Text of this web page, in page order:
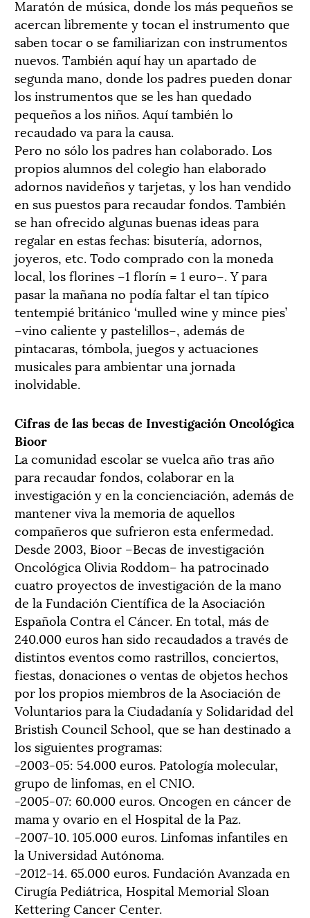
Maratón de música, donde los más pequeños se
acercan libremente y tocan el instrumento que
saben tocar o se familiarizan con instrumentos
nuevos. También aquí hay un apartado de
segunda mano, donde los padres pueden donar
los instrumentos que se les han quedado
pequeños a los niños. Aquí también lo
recaudado va para la causa.
Pero no sólo los padres han colaborado. Los
propios alumnos del colegio han elaborado
adornos navideños y tarjetas, y los han vendido
en sus puestos para recaudar fondos. También
se han ofrecido algunas buenas ideas para
regalar en estas fechas: bisutería, adornos,
joyeros, etc. Todo comprado con la moneda
local, los florines –1 florín = 1 euro–. Y para
pasar la mañana no podía faltar el tan típico
tentempié británico ‘mulled wine y mince pies’
–vino caliente y pastelillos–, además de
pintacaras, tómbola, juegos y actuaciones
musicales para ambientar una jornada
inolvidable.
Cifras de las becas de Investigación Oncológica
Bioor
La comunidad escolar se vuelca año tras año
para recaudar fondos, colaborar en la
investigación y en la concienciación, además de
mantener viva la memoria de aquellos
compañeros que sufrieron esta enfermedad.
Desde 2003, Bioor –Becas de investigación
Oncológica Olivia Roddom– ha patrocinado
cuatro proyectos de investigación de la mano
de la Fundación Científica de la Asociación
Española Contra el Cáncer. En total, más de
240.000 euros han sido recaudados a través de
distintos eventos como rastrillos, conciertos,
fiestas, donaciones o ventas de objetos hechos
por los propios miembros de la Asociación de
Voluntarios para la Ciudadanía y Solidaridad del
Bristish Council School, que se han destinado a
los siguientes programas:
-2003-05: 54.000 euros. Patología molecular,
grupo de linfomas, en el CNIO.
-2005-07: 60.000 euros. Oncogen en cáncer de
mama y ovario en el Hospital de la Paz.
-2007-10. 105.000 euros. Linfomas infantiles en
la Universidad Autónoma.
-2012-14. 65.000 euros. Fundación Avanzada en
Cirugía Pediátrica, Hospital Memorial Sloan
Kettering Cancer Center.